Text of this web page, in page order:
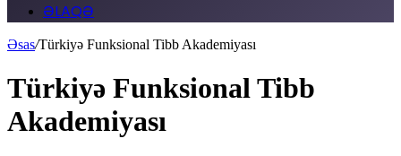
ƏLAQƏ
Əsas/Türkiyə Funksional Tibb Akademiyası
Türkiyə Funksional Tibb
Akademiyası